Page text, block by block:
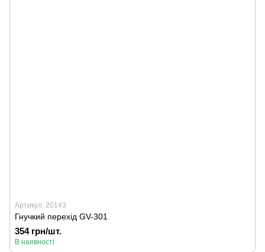
Артикул: 20143
Гнучкий перехід GV-301
354 грн/шт.
В наявності